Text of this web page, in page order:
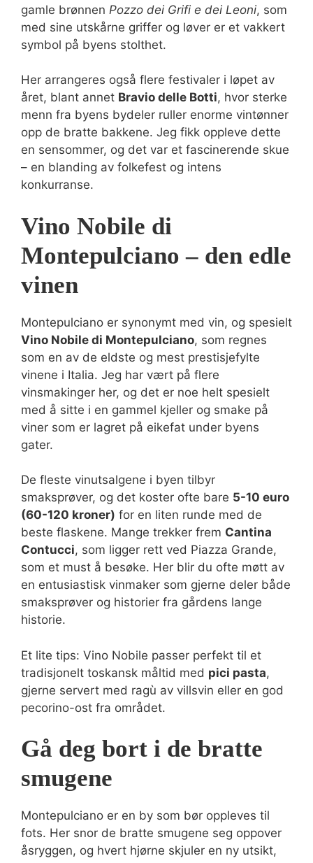
gamle brønnen Pozzo dei Grifi e dei Leoni, som
med sine utskårne griffer og løver er et vakkert
symbol på byens stolthet.
Her arrangeres også flere festivaler i løpet av
året, blant annet Bravio delle Botti, hvor sterke
menn fra byens bydeler ruller enorme vintønner
opp de bratte bakkene. Jeg fikk oppleve dette
en sensommer, og det var et fascinerende skue
– en blanding av folkefest og intens
konkurranse.
Vino Nobile di
Montepulciano – den edle
vinen
Montepulciano er synonymt med vin, og spesielt
Vino Nobile di Montepulciano, som regnes
som en av de eldste og mest prestisjefylte
vinene i Italia. Jeg har vært på flere
vinsmakinger her, og det er noe helt spesielt
med å sitte i en gammel kjeller og smake på
viner som er lagret på eikefat under byens
gater.
De fleste vinutsalgene i byen tilbyr
smaksprøver, og det koster ofte bare 5-10 euro
(60-120 kroner) for en liten runde med de
beste flaskene. Mange trekker frem Cantina
Contucci, som ligger rett ved Piazza Grande,
som et must å besøke. Her blir du ofte møtt av
en entusiastisk vinmaker som gjerne deler både
smaksprøver og historier fra gårdens lange
historie.
Et lite tips: Vino Nobile passer perfekt til et
tradisjonelt toskansk måltid med pici pasta,
gjerne servert med ragù av villsvin eller en god
pecorino-ost fra området.
Gå deg bort i de bratte
smugene
Montepulciano er en by som bør oppleves til
fots. Her snor de bratte smugene seg oppover
åsryggen, og hvert hjørne skjuler en ny utsikt,